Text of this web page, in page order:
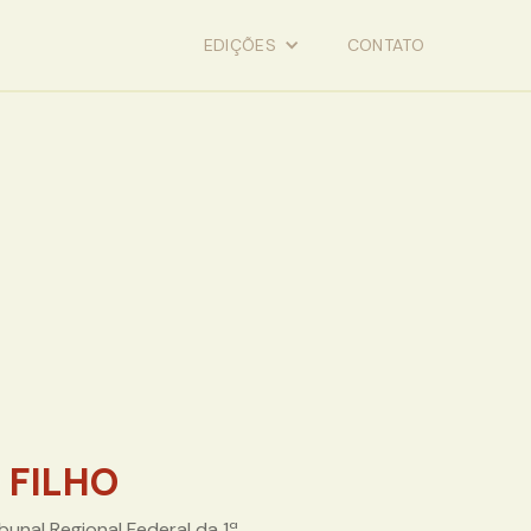
EDIÇÕES CONTATO
FILHO